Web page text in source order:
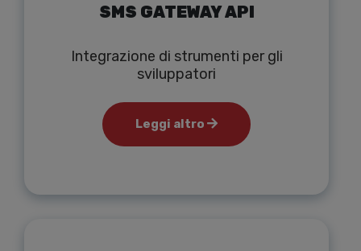
SMS GATEWAY API
Integrazione di strumenti per gli
sviluppatori
Leggi altro